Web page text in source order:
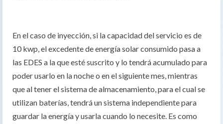
En el caso de inyección, si la capacidad del servicio es de
10 kwp, el excedente de energía solar consumido pasa a
las EDES a la que esté suscrito y lo tendrá acumulado para
poder usarlo en la noche o en el siguiente mes, mientras
que al tener el sistema de almacenamiento, para el cual se
utilizan baterías, tendrá un sistema independiente para
guardar la energía y usarla cuando lo necesite. Es como